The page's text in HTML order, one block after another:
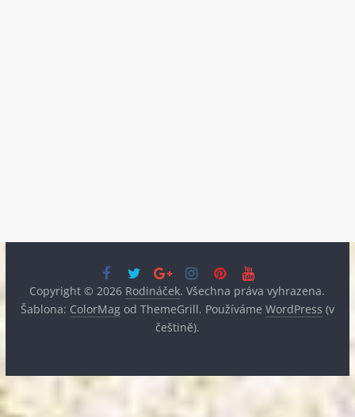
Copyright © 2026 Rodináček. Všechna práva vyhrazena.
Šablona: ColorMagod ThemeGrill. Používáme WordPress (v
češtině).